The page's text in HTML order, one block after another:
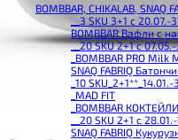
BOMBBAR, CHIKALAB, SNAQ
__3 SKU 3+1 с 20.07.-
BOMBBAR Вафли с
__20 SKU 2+1 с
_BOMBBAR PRO
SNAQ FABRIQ
_10
_MAD FIT
_BOMBBAR
__20 SKU 2+1 с
SNAQ FABRIQ